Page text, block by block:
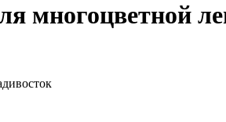
многоцветной